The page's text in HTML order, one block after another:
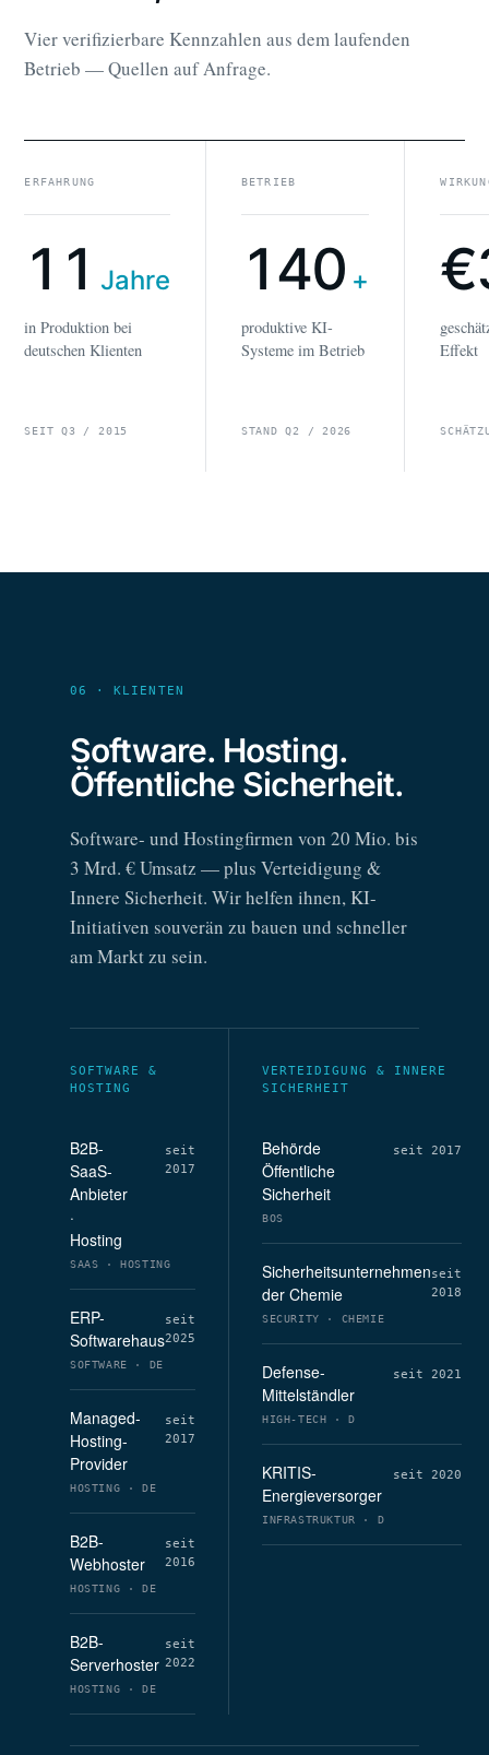
Vier verifizierbare Kennzahlen aus dem laufenden
Betrieb — Quellen auf Anfrage.
ERFAHRUNG
11 Jahre
in Produktion bei
deutschen Klienten
SEIT Q3 / 2015
BETRIEB
140 +
produktive KI-
Systeme im Betrieb
STAND Q2 / 2026
Effekt
06 · KLIENTEN
Software. Hosting.
Öffentliche Sicherheit.
Software- und Hostingfirmen von 20 Mio. bis
3 Mrd. € Umsatz — plus Verteidigung &
Innere Sicherheit. Wir helfen ihnen, KI-
Initiativen souverän zu bauen und schneller
am Markt zu sein.
SOFTWARE &
HOSTING
B2B-
SaaS-
Anbieter
·
Hosting
seit
2017
SAAS · HOSTING
ERP-
Softwarehaus
seit
2025
SOFTWARE · DE
Managed-
Hosting-
Provider
seit
2017
HOSTING · DE
B2B-
Webhoster
seit
2016
HOSTING · DE
B2B-
Serverhoster
seit
2022
HOSTING · DE
VERTEIDIGUNG & INNERE
SICHERHEIT
Behörde
Öffentliche
Sicherheit
seit 2017
BOS
Sicherheitsunternehmen
der Chemie
seit
2018
SECURITY · CHEMIE
Defense-
Mittelständler
seit 2021
HIGH-TECH · D
KRITIS-
Energieversorger
seit 2020
INFRASTRUKTUR · D